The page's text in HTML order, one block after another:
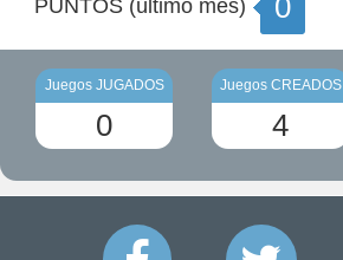
PUNTOS (último mes) 0
Juegos JUGADOS
0
Juegos CREADOS
4